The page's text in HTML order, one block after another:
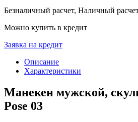
Безналичный расчет, Наличный
Можно купить в кредит
Заявка на кредит
Описание
Характеристики
Манекен мужской,
Pose 03